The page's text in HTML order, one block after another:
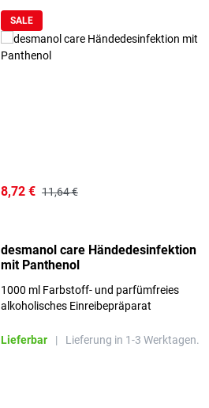
SALE
8,72 € 11,64 €
desmanol care Händedesinfektion
mit Panthenol
1000 ml Farbstoff- und parfümfreies
alkoholisches Einreibepräparat
Lieferbar
| Lieferung in 1-3 Werktagen.